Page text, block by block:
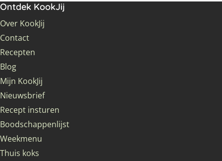
Ontdek KookJij
Over KookJij
Contact
Recepten
Blog
Mijn KookJij
Nieuwsbrief
Recept insturen
Boodschappenlijst
Weekmenu
Thuis koks